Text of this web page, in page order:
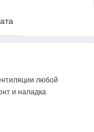
любой
и наладка